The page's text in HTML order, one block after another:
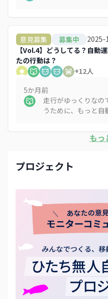
意見募集 募集中
2025-
【Vol.4】どうしてる？自動
たの行動は？
+12人
5か月前
走行がゆっくりなの
うために、もっと自
もっ
プロジェクト